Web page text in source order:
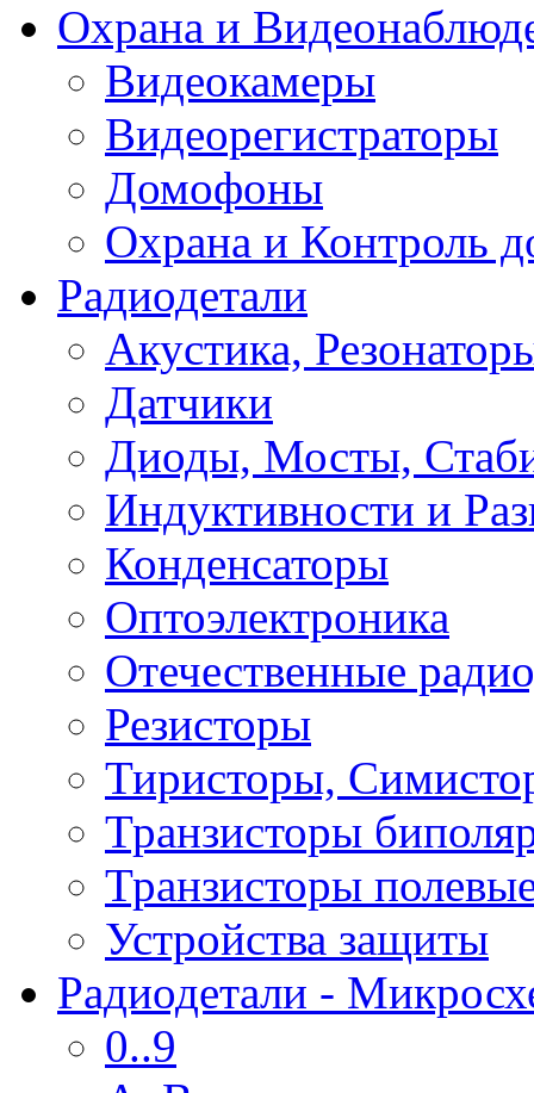
Охрана и
Видеокамеры
Видеорегистраторы
Домофоны
Охрана и Контроль
Радиодетали
Акустика,
Датчики
Диоды, Мосты,
Индуктивности и
Конденсаторы
Оптоэлектроника
Отечественные
Резисторы
Тиристоры,
Транзисторы
Транзисторы
Устройства защиты
Радиодетали -
0..9